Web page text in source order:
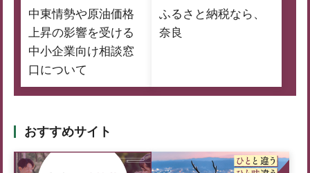
中東情勢や原油価格
上昇の影響を受ける
中小企業向け相談窓
口について
ふるさと納税なら、
奈良
おすすめサイト